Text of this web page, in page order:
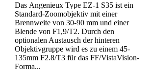
Das Angenieux Type EZ-1 S35 ist ein
Standard-Zoomobjektiv mit einer
Brennweite von 30-90 mm und einer
Blende von F1,9/T2. Durch den
optionalen Austausch der hinteren
Objektivgruppe wird es zu einem 45-
135mm F2.8/T3 für das FF/VistaVision-
Forma...